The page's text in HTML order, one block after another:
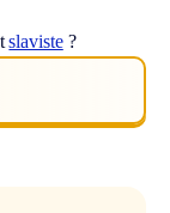
slaviste?